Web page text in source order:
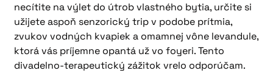
necítite na výlet do útrob vlastného bytia, určite si
užijete aspoň senzorický trip v podobe prítmia,
zvukov vodných kvapiek a omamnej vône levandule,
ktorá vás príjemne opantá už vo foyeri. Tento
divadelno-terapeutický zážitok vrelo odporúčam.